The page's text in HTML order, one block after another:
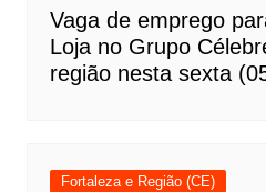
Vaga de emprego
Loja no Grupo
região nesta sexta
Fortaleza e Região (CE)